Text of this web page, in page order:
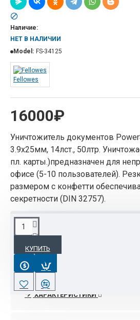
16000₽
Наличие:
НЕТ В НАЛИЧИИ
Model: FS-34125
Fellowes
Уничтожитель документов
3.9х25мм, 14лст., 50лтр.
пл. карты.)предназначен для
офисе (5-10 пользователей).
размером с конфетти
секретности (DIN 32757).
КУПИТЬ
ОПИСАНИЕ
Уничтожитель документов
предназначен для
(5-10 пользователей). Резка
размером с конфетти
ХАРАКТЕРИСТИКИ